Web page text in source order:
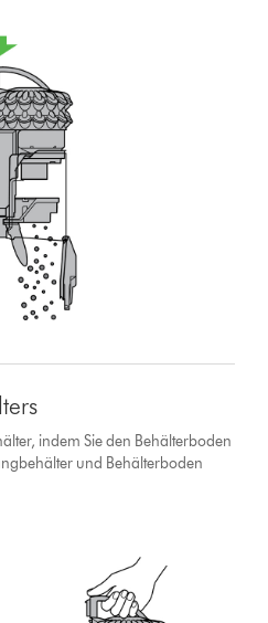
indem Sie den Behälterboden
und Behälterboden